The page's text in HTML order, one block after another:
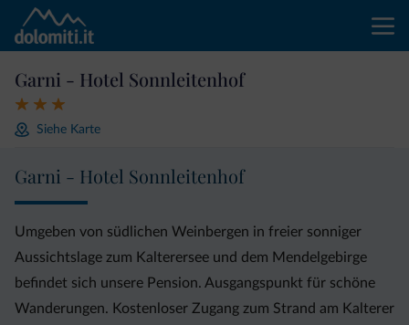
Garni - Hotel Sonnleitenhof
Siehe Karte
Garni - Hotel Sonnleitenhof
Umgeben von südlichen Weinbergen in freier sonniger
Aussichtslage zum Kalterersee und dem Mendelgebirge
befindet sich unsere Pension. Ausgangspunkt für schöne
Wanderungen. Kostenloser Zugang zum Strand am Kalterer